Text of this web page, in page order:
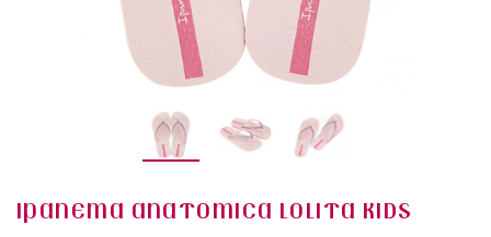
IPANEMA ANATOMICA LOLITA KIDS